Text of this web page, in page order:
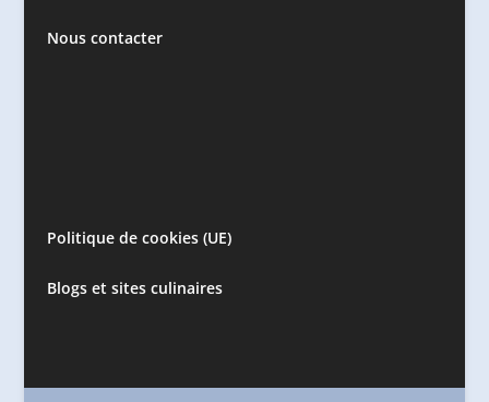
Nous contacter
Politique de cookies (UE)
Blogs et sites culinaires